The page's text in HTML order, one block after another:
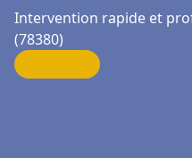
Intervention rapide et
(78380)